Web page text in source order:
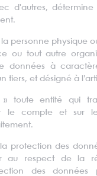
d'autres, détermine
la personne physique
ou tout autre
données à
tiers, et désigné à
» toute entité qui
le compte et sur
protection des
au respect de la
des données